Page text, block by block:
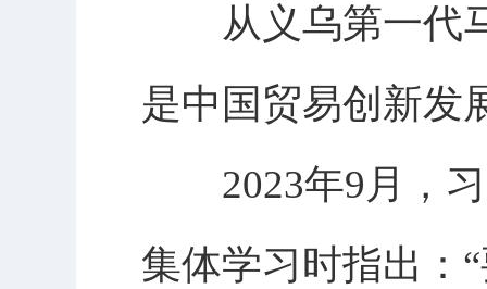
从义乌第一代马
是中国贸易创新发
2023年9月，习
集体学习时指出：